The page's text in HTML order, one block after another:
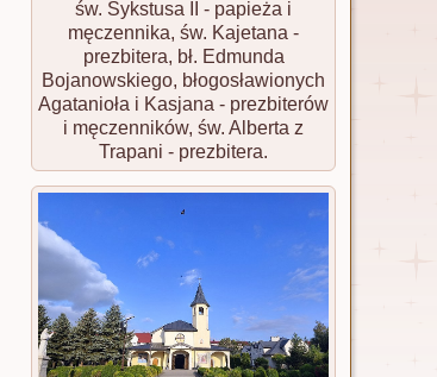
św. Sykstusa II - papieża i
męczennika, św. Kajetana -
prezbitera, bł. Edmunda
Bojanowskiego, błogosławionych
Agatanioła i Kasjana - prezbiterów
i męczenników, św. Alberta z
Trapani - prezbitera.